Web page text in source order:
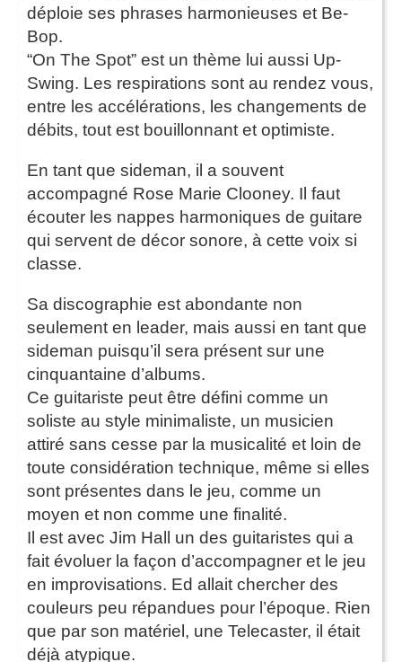
déploie ses phrases harmonieuses et Be-
Bop.
“On The Spot” est un thème lui aussi Up-
Swing. Les respirations sont au rendez vous,
entre les accélérations, les changements de
débits, tout est bouillonnant et optimiste.
En tant que sideman, il a souvent
accompagné Rose Marie Clooney. Il faut
écouter les nappes harmoniques de guitare
qui servent de décor sonore, à cette voix si
classe.
Sa discographie est abondante non
seulement en leader, mais aussi en tant que
sideman puisqu’il sera présent sur une
cinquantaine d’albums.
Ce guitariste peut être défini comme un
soliste au style minimaliste, un musicien
attiré sans cesse par la musicalité et loin de
toute considération technique, même si elles
sont présentes dans le jeu, comme un
moyen et non comme une finalité.
Il est avec Jim Hall un des guitaristes qui a
fait évoluer la façon d’accompagner et le jeu
en improvisations. Ed allait chercher des
couleurs peu répandues pour l’époque. Rien
que par son matériel, une Telecaster, il était
déjà atypique.